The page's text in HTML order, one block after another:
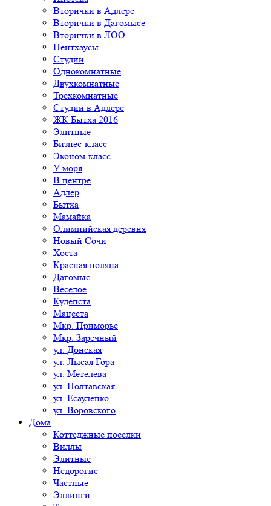
Вторички в Адлере
Вторички в Дагомысе
Вторички в ЛОО
Пентхаусы
Студии
Однокомнатные
Двухкомнатные
Трехкомнатные
Студии в Адлере
ЖК Бытха 2016
Элитные
Бизнес-класс
Эконом-класс
У моря
В центре
Адлер
Бытха
Мамайка
Олимпийская деревня
Новый Сочи
Хоста
Красная поляна
Дагомыс
Веселое
Кудепста
Мацеста
Мкр. Приморье
Мкр. Заречный
ул. Донская
ул. Лысая Гора
ул. Метелева
ул. Полтавская
ул. Есауленко
ул. Воровского
Дома
Коттеджные поселки
Виллы
Элитные
Недорогие
Частные
Эллинги